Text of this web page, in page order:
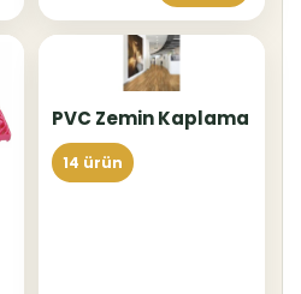
PVC Zemin Kaplama
14 ürün